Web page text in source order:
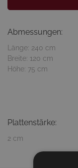
Abmessungen:
Länge: 240 cm
Breite: 120 cm
Höhe: 75 cm
Plattenstärke:
2 cm